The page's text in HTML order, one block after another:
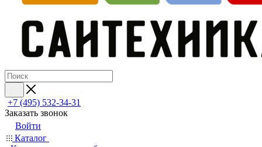
+7 (495) 532‑34‑31
Заказать звонок
Войти
Каталог